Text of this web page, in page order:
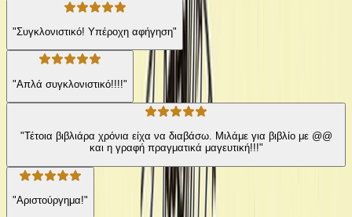
"Συγκλονιστικό! Υπέροχη αφήγηση"
"Απλά συγκλονιστικό!!!!"
"Τέτοια βιβλιάρα χρόνια είχα να διαβάσω. Μιλάμε για βιβλίο με @@
και η γραφή πραγματικά μαγευτική!!!"
"Αριστούργημα!"